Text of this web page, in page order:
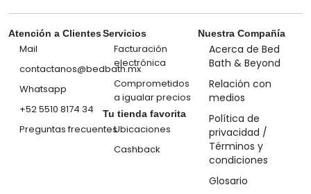
Atención a Clientes
Mail
contactanos@bedbath.mx
Whatsapp
+52 5510 8174 34
Preguntas frecuentes
Servicios
Facturación
electrónica
Comprometidos
a igualar precios
Tu tienda favorita
Ubicaciones
Cashback
Nuestra Compañía
Acerca de Bed
Bath & Beyond
Relación con
medios
Política de
privacidad /
Términos y
condiciones
Glosario